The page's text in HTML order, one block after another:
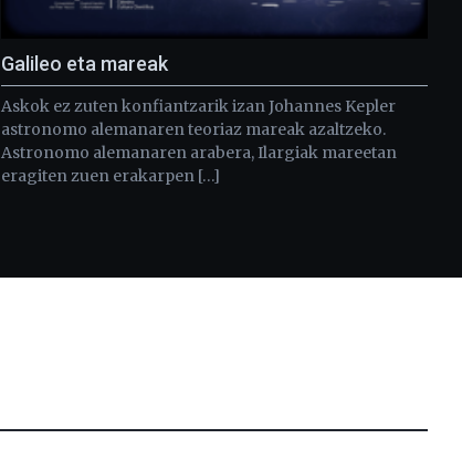
Galileo eta mareak
Askok ez zuten konfiantzarik izan Johannes Kepler
astronomo alemanaren teoriaz mareak azaltzeko.
Astronomo alemanaren arabera, Ilargiak mareetan
eragiten zuen erakarpen […]